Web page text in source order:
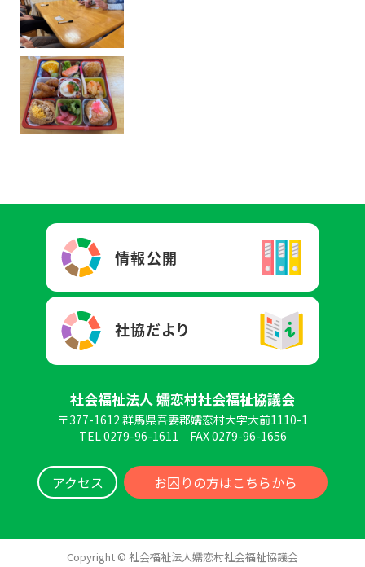
社会福祉法人 嬬恋村社会福祉協議会
〒377-1612 群馬県吾妻郡嬬恋村大字大前1110-1
TEL 0279-96-1611
FAX 0279-96-1656
アクセス お困りの方はこちらから
Copyright © 社会福祉法人嬬恋村社会福祉協議会